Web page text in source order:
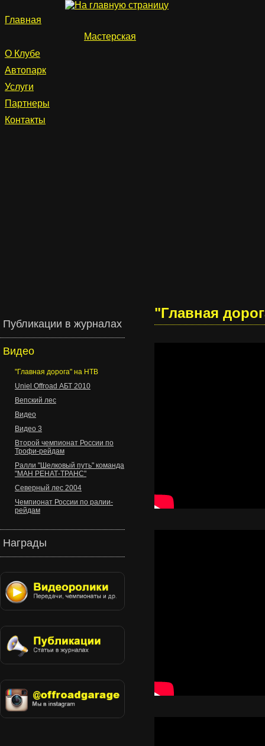
Главная
Мастерская
О Клубе
Автопарк
Услуги
Партнеры
Контакты
Публикации в журналах
Видео
"Главная дорога" на НТВ
Uniel Offroad АБТ 2010
Вепский лес
Видео
Видео 3
Второй чемпионат России по
Трофи-рейдам
Ралли "Шелковый путь" команда
"МАН РЕНАТ-ТРАНС"
Северный лес 2004
Чемпионат России по ралии-
рейдам
Награды
"Главная